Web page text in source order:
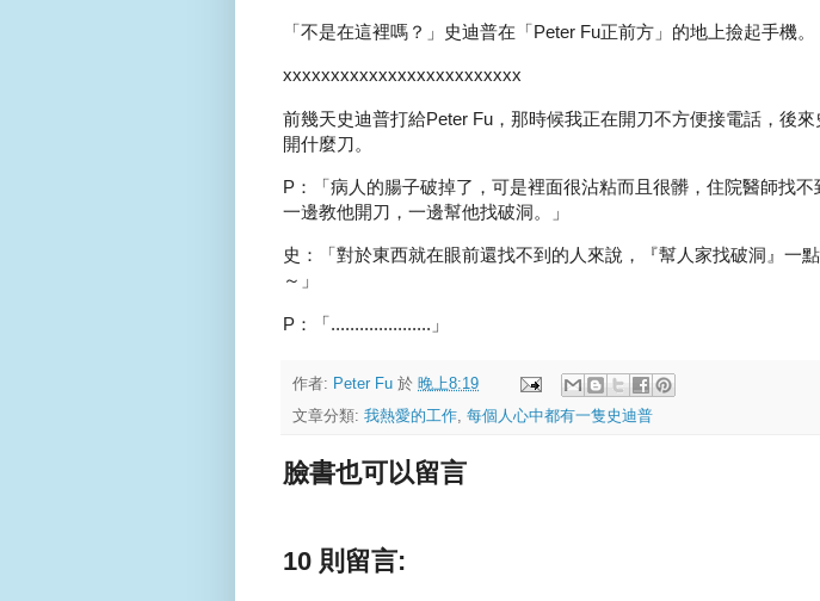
「不是在這裡嗎？」史迪普在「Peter Fu正前方」的地上撿起手機。
xxxxxxxxxxxxxxxxxxxxxxxxx
前幾天史迪普打給Peter Fu，那時候我正在開刀不方便接電話，後
開什麼刀。
P：「病人的腸子破掉了，可是裡面很沾粘而且很髒，住院醫師找
一邊教他開刀，一邊幫他找破洞。」
史：「對於東西就在眼前還找不到的人來說，『幫人家找破洞』一
～」
P：「.....................」
作者: Peter Fu 於 晚上8:19
文章分類: 我熱愛的工作, 每個人心中都有一隻史迪普
臉書也可以留言
10 則留言: